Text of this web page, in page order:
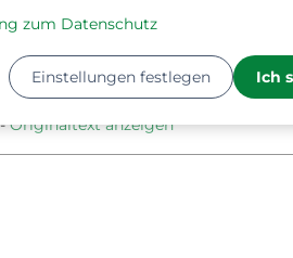
Originaltext anzeigen
zum Datenschutz
Einstellungen festlegen Ich